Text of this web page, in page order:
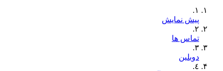
١.
پیش نمایش
٢.
تماس ها
٣.
دوبلین
٤.